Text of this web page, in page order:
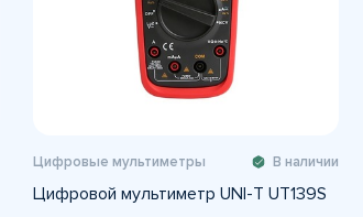
Цифровые мультиметры В наличии
Цифровой мультиметр UNI-T UT139S